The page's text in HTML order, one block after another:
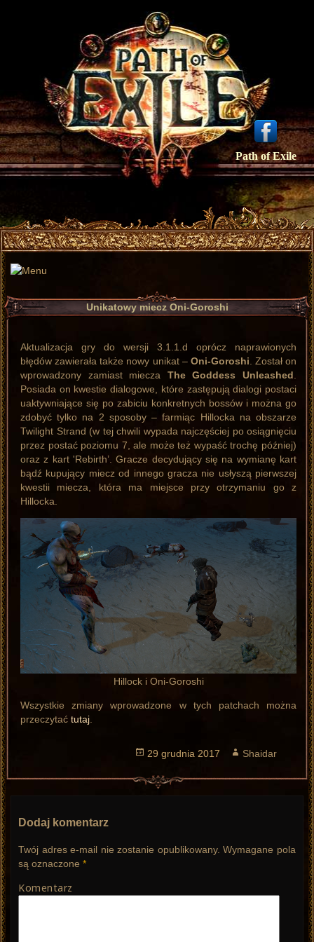
Path of Exile
Unikatowy miecz Oni-Goroshi
Aktualizacja gry do wersji 3.1.1.d oprócz naprawionych
błędów zawierała także nowy unikat – Oni-Goroshi. Został on
wprowadzony zamiast miecza The Goddess Unleashed.
Posiada on kwestie dialogowe, które zastępują dialogi postaci
uaktywniające się po zabiciu konkretnych bossów i można go
zdobyć tylko na 2 sposoby – farmiąc Hillocka na obszarze
Twilight Strand (w tej chwili wypada najczęściej po osiągnięciu
przez postać poziomu 7, ale może też wypaść trochę później)
oraz z kart 'Rebirth’. Gracze decydujący się na wymianę kart
bądź kupujący miecz od innego gracza nie usłyszą pierwszej
kwestii miecza, która ma miejsce przy otrzymaniu go z
Hillocka.
Hillock i Oni-Goroshi
Wszystkie zmiany wprowadzone w tych patchach można
przeczytać tutaj
Opublikowano
29 grudnia 2017 Autor
Shaidar
Dodaj komentarz
Twój adres e-mail nie zostanie opublikowany. Wymagane pola
są oznaczone *
Komentarz